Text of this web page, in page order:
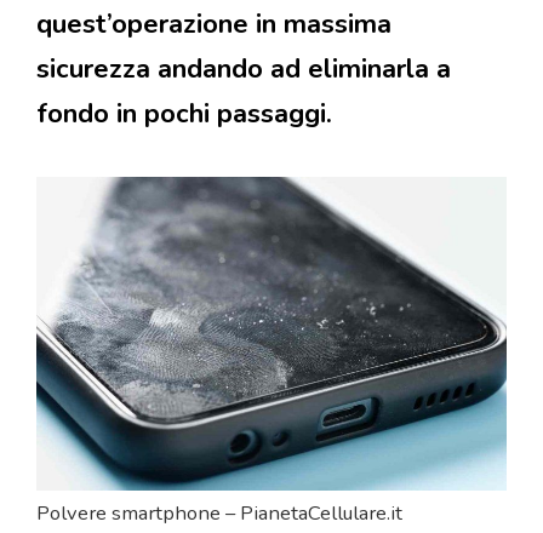
quest’operazione in massima
sicurezza andando ad eliminarla a
fondo in pochi passaggi.
Polvere smartphone – PianetaCellulare.it